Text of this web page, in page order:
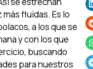
fluidas. Es lo
a los que se
y con los que
buscando
para nuestros